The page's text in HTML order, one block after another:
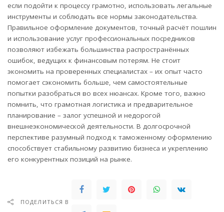
если подойти к процессу грамотно, использовать легальные
инструменты и соблюдать все нормы законодательства.
Правильное оформление документов, точный расчёт пошлин
и использование услуг профессиональных посредников
позволяют избежать большинства распространённых
ошибок, ведущих к финансовым потерям. Не стоит
экономить на проверенных специалистах – их опыт часто
помогает сэкономить больше, чем самостоятельные
попытки разобраться во всех нюансах. Кроме того, важно
помнить, что грамотная логистика и предварительное
планирование – залог успешной и недорогой
внешнеэкономической деятельности. В долгосрочной
перспективе разумный подход к таможенному оформлению
способствует стабильному развитию бизнеса и укреплению
его конкурентных позиций на рынке.
ПОДЕЛИТЬСЯ В